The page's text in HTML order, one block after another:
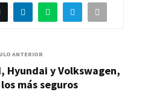
ANTERIOR
Hyundai y Volkswagen,
más seguros